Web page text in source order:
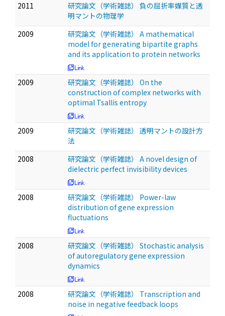
2011
研究論文（学術雑誌） 負の屈折率媒質と透
明マントの物理学
2009
研究論文（学術雑誌） A mathematical
model for generating bipartite graphs
and its application to protein networks
2009
研究論文（学術雑誌） On the
construction of complex networks with
optimal Tsallis entropy
2009
研究論文（学術雑誌） 透明マントの設計方
法
2008
研究論文（学術雑誌） A novel design of
dielectric perfect invisibility devices
2008
研究論文（学術雑誌） Power-law
distribution of gene expression
fluctuations
2008
研究論文（学術雑誌） Stochastic analysis
of autoregulatory gene expression
dynamics
2008
研究論文（学術雑誌） Transcription and
noise in negative feedback loops